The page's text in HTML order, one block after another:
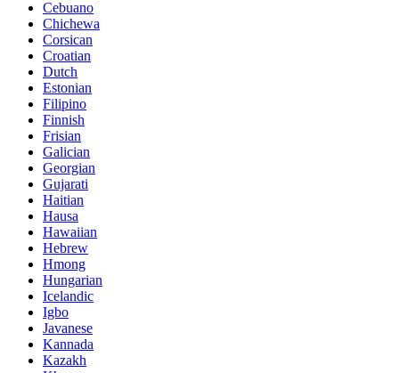
Cebuano
Chichewa
Corsican
Croatian
Dutch
Estonian
Filipino
Finnish
Frisian
Galician
Georgian
Gujarati
Haitian
Hausa
Hawaiian
Hebrew
Hmong
Hungarian
Icelandic
Igbo
Javanese
Kannada
Kazakh